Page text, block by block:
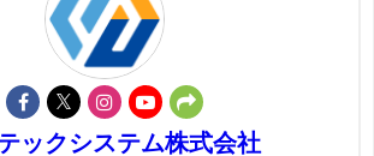
ックシステム株式会社